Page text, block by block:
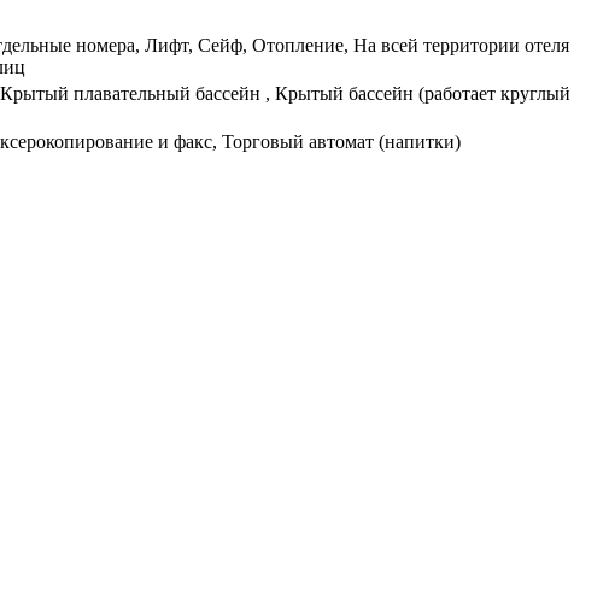
номера, Лифт, Сейф, Отопление, На всей территории отеля
плавательный бассейн , Крытый бассейн (работает круглый
и факс, Торговый автомат (напитки)